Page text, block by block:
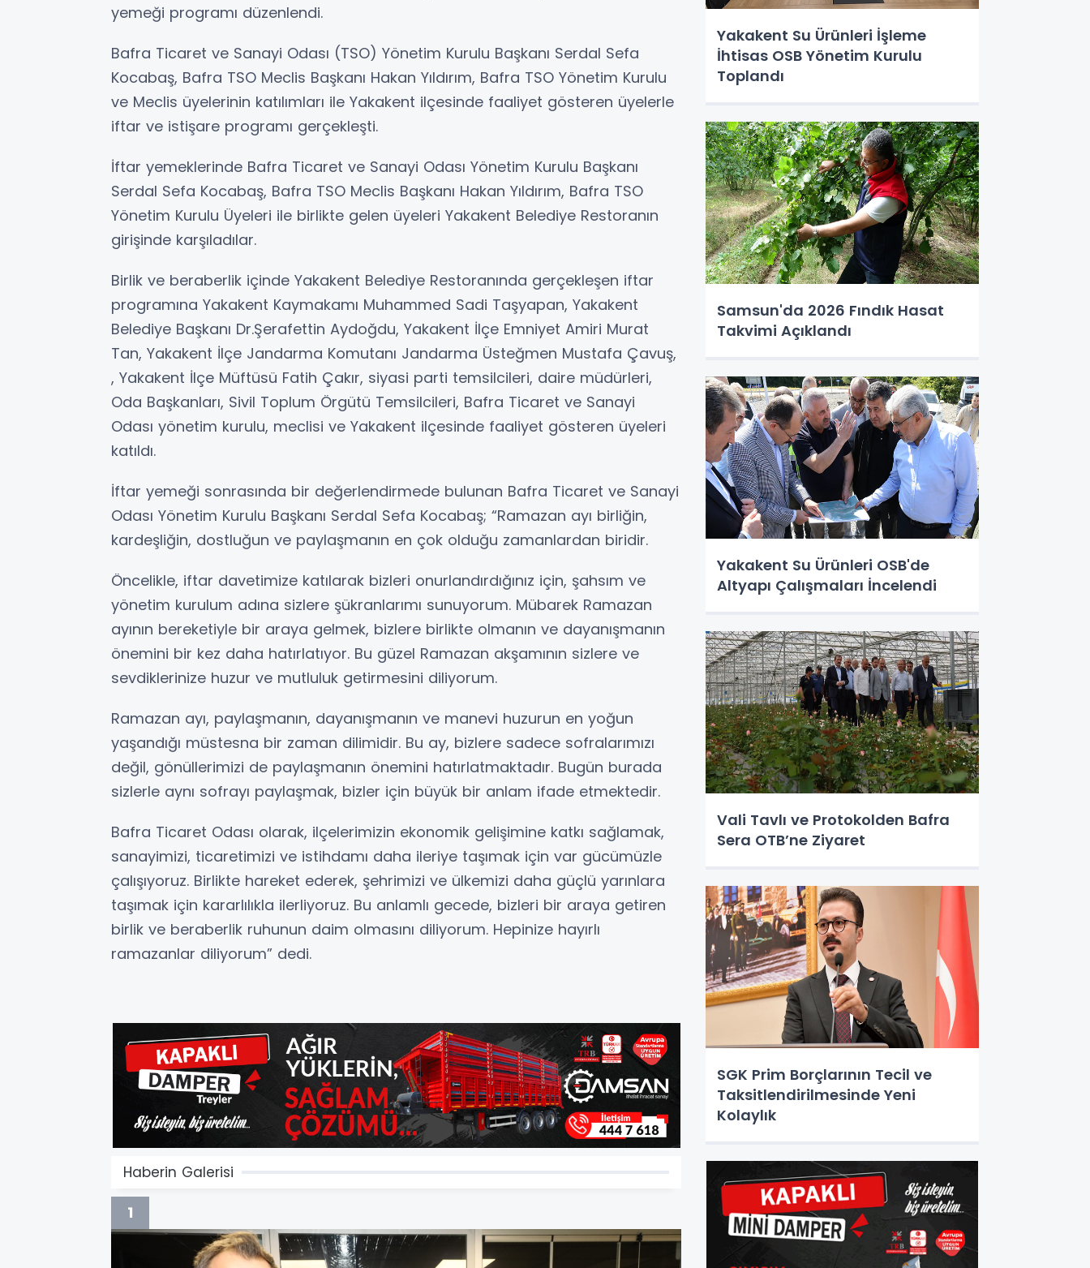
yemeği programı düzenlendi.
Bafra Ticaret ve Sanayi Odası (TSO) Yönetim Kurulu Başkanı Serdal Sefa
Kocabaş, Bafra TSO Meclis Başkanı Hakan Yıldırım, Bafra TSO Yönetim Kurulu
ve Meclis üyelerinin katılımları ile Yakakent ilçesinde faaliyet gösteren üyelerle
iftar ve istişare programı gerçekleşti.
İftar yemeklerinde Bafra Ticaret ve Sanayi Odası Yönetim Kurulu Başkanı
Serdal Sefa Kocabaş, Bafra TSO Meclis Başkanı Hakan Yıldırım, Bafra TSO
Yönetim Kurulu Üyeleri ile birlikte gelen üyeleri Yakakent Belediye Restoranın
girişinde karşıladılar.
Birlik ve beraberlik içinde Yakakent Belediye Restoranında gerçekleşen iftar
programına Yakakent Kaymakamı Muhammed Sadi Taşyapan, Yakakent
Belediye Başkanı Dr.Şerafettin Aydoğdu, Yakakent İlçe Emniyet Amiri Murat
Tan, Yakakent İlçe Jandarma Komutanı Jandarma Üsteğmen Mustafa Çavuş,
, Yakakent İlçe Müftüsü Fatih Çakır, siyasi parti temsilcileri, daire müdürleri,
Oda Başkanları, Sivil Toplum Örgütü Temsilcileri, Bafra Ticaret ve Sanayi
Odası yönetim kurulu, meclisi ve Yakakent ilçesinde faaliyet gösteren üyeleri
katıldı.
İftar yemeği sonrasında bir değerlendirmede bulunan Bafra Ticaret ve Sanayi
Odası Yönetim Kurulu Başkanı Serdal Sefa Kocabaş; “Ramazan ayı birliğin,
kardeşliğin, dostluğun ve paylaşmanın en çok olduğu zamanlardan biridir.
Öncelikle, iftar davetimize katılarak bizleri onurlandırdığınız için, şahsım ve
yönetim kurulum adına sizlere şükranlarımı sunuyorum. Mübarek Ramazan
ayının bereketiyle bir araya gelmek, bizlere birlikte olmanın ve dayanışmanın
önemini bir kez daha hatırlatıyor. Bu güzel Ramazan akşamının sizlere ve
sevdiklerinize huzur ve mutluluk getirmesini diliyorum.
Ramazan ayı, paylaşmanın, dayanışmanın ve manevi huzurun en yoğun
yaşandığı müstesna bir zaman dilimidir. Bu ay, bizlere sadece sofralarımızı
değil, gönüllerimizi de paylaşmanın önemini hatırlatmaktadır. Bugün burada
sizlerle aynı sofrayı paylaşmak, bizler için büyük bir anlam ifade etmektedir.
Bafra Ticaret Odası olarak, ilçelerimizin ekonomik gelişimine katkı sağlamak,
sanayimizi, ticaretimizi ve istihdamı daha ileriye taşımak için var gücümüzle
çalışıyoruz. Birlikte hareket ederek, şehrimizi ve ülkemizi daha güçlü yarınlara
taşımak için kararlılıkla ilerliyoruz. Bu anlamlı gecede, bizleri bir araya getiren
birlik ve beraberlik ruhunun daim olmasını diliyorum. Hepinize hayırlı
ramazanlar diliyorum” dedi.
Haberin Galerisi
1
Yakakent Su Ürünleri İşleme
İhtisas OSB Yönetim Kurulu
Toplandı
Samsun'da 2026 Fındık Hasat
Takvimi Açıklandı
Yakakent Su Ürünleri OSB'de
Altyapı Çalışmaları İncelendi
Vali Tavlı ve Protokolden Bafra
Sera OTB’ne Ziyaret
SGK Prim Borçlarının Tecil ve
Taksitlendirilmesinde Yeni
Kolaylık